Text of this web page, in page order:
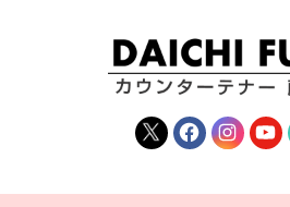
木
大
|
X Facebook